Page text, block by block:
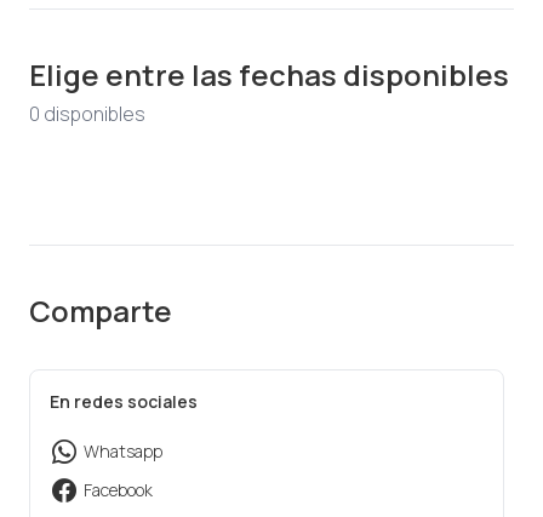
Elige entre las fechas disponibles
0 disponibles
Comparte
En redes sociales
Whatsapp
Facebook